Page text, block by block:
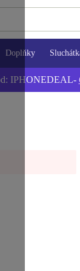
Doplňky
IPHONEDEAL-